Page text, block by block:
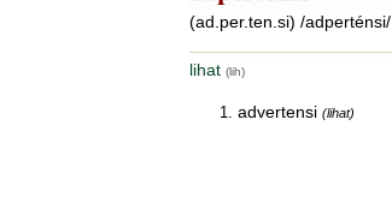
(ad.per.ten.si) /adperténsi/
lihat (lih)
advertensi (lihat)